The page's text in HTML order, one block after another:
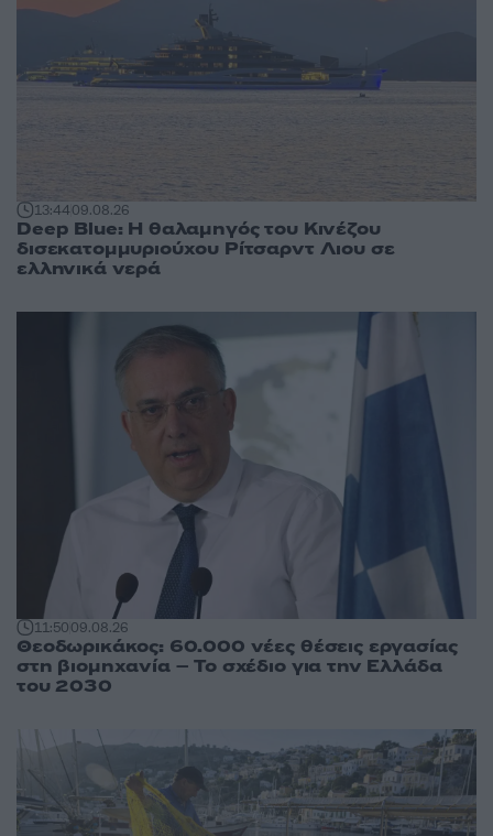
13:4409.08.26
Deep Blue: Η θαλαμηγός του Κινέζου
δισεκατομμυριούχου Ρίτσαρντ Λιου σε
ελληνικά νερά
11:5009.08.26
Θεοδωρικάκος: 60.000 νέες θέσεις εργασίας
στη βιομηχανία – Το σχέδιο για την Ελλάδα
του 2030